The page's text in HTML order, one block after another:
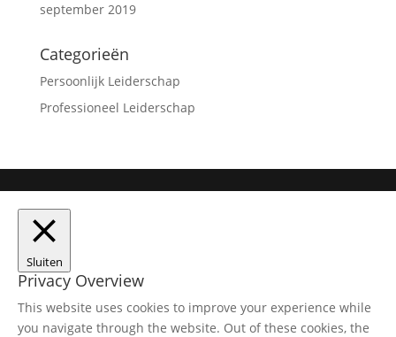
september 2019
Categorieën
Persoonlijk Leiderschap
Professioneel Leiderschap
Sluiten
Privacy Overview
This website uses cookies to improve your experience while
you navigate through the website. Out of these cookies, the